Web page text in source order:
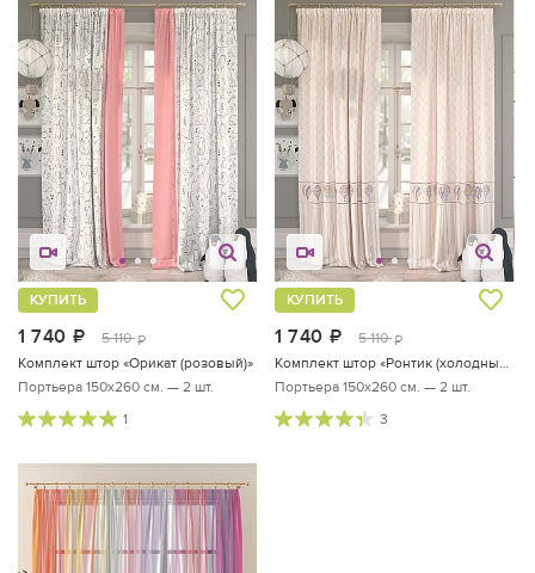
1 740 руб.
5 110 руб.
КУПИТЬ
Комплект штор «Орикат (розовый)»
Портьера 150х260 см. — 2 шт.
1
1 740 руб.
5 110 руб.
КУПИТЬ
Комплект штор «Ронтик (холодный беж)»
Портьера 150х260 см. — 2 шт.
3